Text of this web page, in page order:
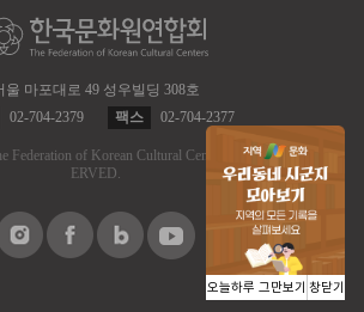
울 마포대로 49 성우빌딩 308호
02-704-2379 팩스 02-704-2377
Federation of Korean Cultural Centers.
ALL RIGHT RES
ERVED.
오늘하루 그만보기 창닫기